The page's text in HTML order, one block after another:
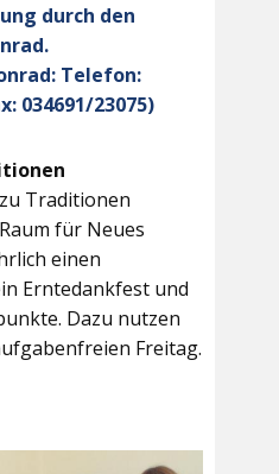
durch den
Telefon:
034691/23075)
Traditionen
für Neues
einen
Erntedankfest und
Dazu nutzen
Freitag.